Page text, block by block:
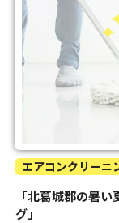
エアコンクリーニ
「北葛城郡の暑
グ」